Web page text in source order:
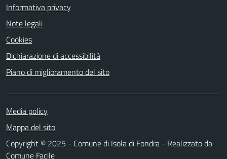
Informativa privacy
Note legali
Cookies
Dichiarazione di accessibilità
Piano di miglioramento del sito
Media policy
Mappa del sito
Copyright © 2025 - Comune di Isola di Fondra - Realizzato da
Comune Facile